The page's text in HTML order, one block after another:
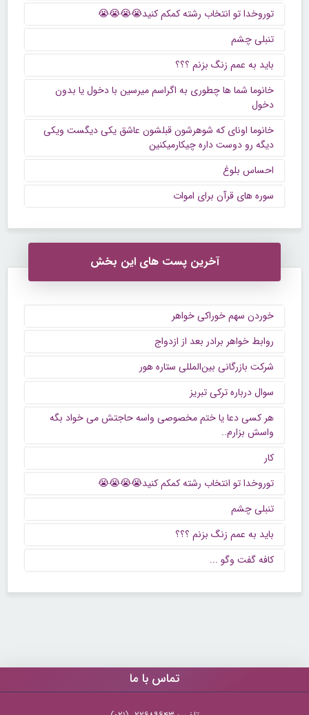
توروخدا تو انتخاب رشته کمکم کنید😭😭😭😭
تنبلی چشم
باید به عمم زنگ بزنم ؟؟؟
خانوما شما ها چطوری به اگراسم میرسین با دخول یا بدون
دخول
خانوما اونای که شوهرشون قبلشون عاشق یکی دیگست ویکی
دیگه رو دوست داره چیکارمیکنین
احساس بلوغ
سوره های قرآن برای اموات
آخرین پست های این بخش
خوردن سهم خوراکی خواهر
روابط خواهر برادر بعد از ازدواج
شرکت بازرگانی بین‌المللی ستاره هور
سوال درباره ترکی تبریز
هر کسی دعا یا ختم مخصوصی واسه حاجتش می خواد بگه
واسش بزارم..
کار
توروخدا تو انتخاب رشته کمکم کنید😭😭😭😭
تنبلی چشم
باید به عمم زنگ بزنم ؟؟؟
كافه گفت وگو ...
تماس با ما